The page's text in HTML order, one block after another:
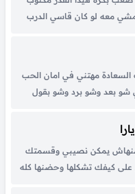
معه لو كان قاسي الدرب
مهتني في امان الحب
شو بعد وشو برد وشو بقول
يمكن نصيبي وقسمتك
كيفك تشكلها وحضنها كله